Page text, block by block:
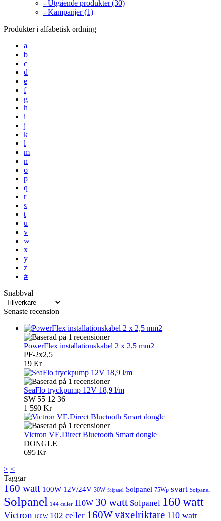
- Utgående produkter (30)
- Kampanjer (1)
Produkter i alfabetisk ordning
a
b
c
d
e
f
g
h
i
j
k
l
m
n
o
p
q
r
s
t
u
v
w
x
y
z
#
Snabbval
Senaste recension
PowerFlex installationskabel 2 x 2,5 mm2
PF-2x2,5
19 Kr
SeaFlo tryckpump 12V 18,9 l/m
SW 55 12 36
1 590 Kr
Victron VE.Direct Bluetooth Smart dongle
DONGLE
695 Kr
> <
Taggar
160 watt 100W 12V/24V 30W Solpanel Solpanel 75Wp svart Solpanel
Solpanel 144 celler 110W 30 watt Solpanel 160 watt
Victron 160W 102 celler 160Wväxelriktare 110 watt